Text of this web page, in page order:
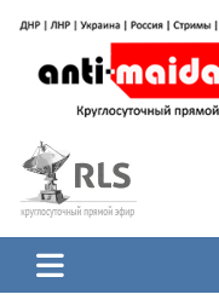
содержимому
на Украине
гражданской войне на
ЛНР и других регионах.